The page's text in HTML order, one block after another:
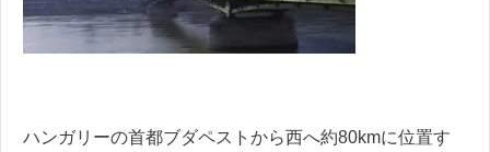
ハンガリーの首都ブダペストから西へ約80kmに位置す